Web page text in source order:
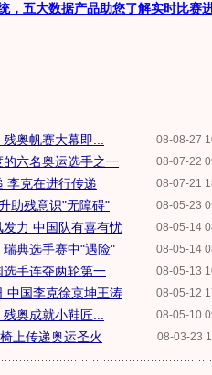
，五大数据产品助您了解实时比赛
08-08-27
奥帆赛大幕即...
08-07-22
六名奥运选手之一
08-07-21
李克在进行传递
08-05-23
助残意识"无障碍"
08-05-14
力 中国队有喜有忧
08-05-14
典选手赛中"遇险"
08-05-13
手连夺两轮第一
08-05-12
中国李克徐京坤王涛
08-05-10
奥成就小鞋匠...
08-03-23
上传递奥运圣火